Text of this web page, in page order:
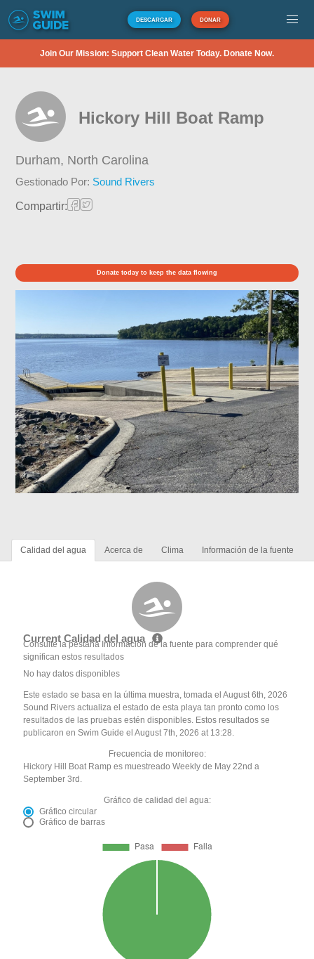
DESCARGAR DONAR
Join Our Mission: Support Clean Water Today. Donate Now.
Hickory Hill Boat Ramp
Durham, North Carolina
Gestionado Por: Sound Rivers
Compartir:
Donate today to keep the data flowing
Calidad del agua Acerca de Clima Información de la fuente
Current Calidad del agua
Consulte la pestaña Información de la fuente para comprender qué
significan estos resultados
No hay datos disponibles
Este estado se basa en la última muestra, tomada el August 6th, 2026
Sound Rivers actualiza el estado de esta playa tan pronto como los
resultados de las pruebas estén disponibles. Estos resultados se
publicaron en Swim Guide el August 7th, 2026 at 13:28.
Frecuencia de monitoreo:
Hickory Hill Boat Ramp es muestreado Weekly de May 22nd a
September 3rd.
Gráfico de calidad del agua:
Gráfico circular
Gráfico de barras